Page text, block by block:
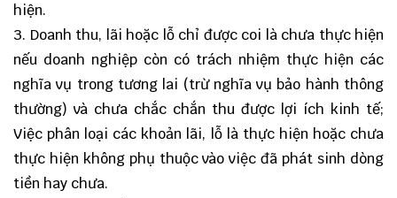
hiện.
3. Doanh thu, lãi hoặc lỗ chỉ được coi là chưa thực hiện
nếu doanh nghiệp còn có trách nhiệm thực hiện các
nghĩa vụ trong tương lai (trừ nghĩa vụ bảo hành thông
thường) và chưa chắc chắn thu được lợi ích kinh tế;
Việc phân loại các khoản lãi, lỗ là thực hiện hoặc chưa
thực hiện không phụ thuộc vào việc đã phát sinh dòng
tiền hay chưa.